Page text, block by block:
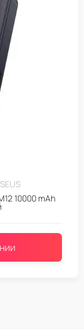
10000 mAh